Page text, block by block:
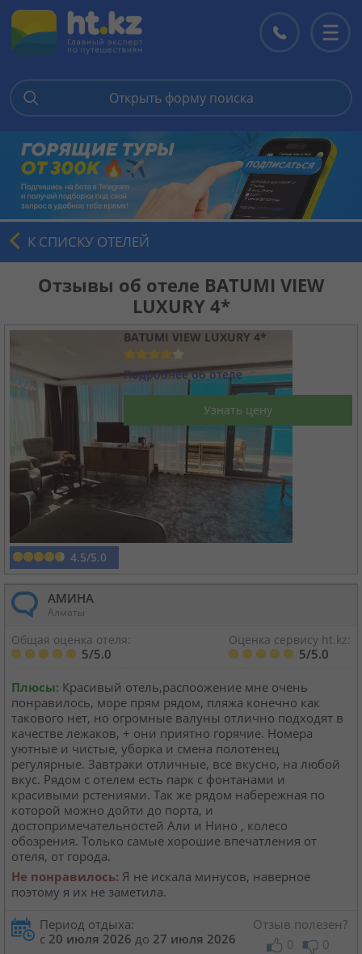
Горящие туры
Цены на туры
Страны
Круизы
Статьи
70070 отзывов наших туристов
Сертификаты
О нас
Для бизнеса
Контакты
Кабинет туриста
Валюта: KZT USD EUR
Язык: Русский Қазақша
Установи наше мобильное приложение
Загрузить приложение из App Store
Открыть форму поиска
К СПИСКУ ОТЕЛЕЙ
Отзывы об отеле BATUMI VIEW
LUXURY 4*
4.5/5.0
BATUMI VIEW LUXURY 4*
Подробнее об отеле
Узнать цену
АМИНА
Алматы
Общая оценка отеля:
5/5.0
Оценка сервису ht.kz:
5/5.0
Плюсы: Красивый отель,распоожение мне очень
понравилось, море прям рядом, пляжа конечно как
такового нет, но огромные валуны отлично подходят в
качестве лежаков, + они приятно горячие. Номера
уютные и чистые, уборка и смена полотенец
регулярные. Завтраки отличные, все вкусно, на любой
вкус. Рядом с отелем есть парк с фонтанами и
красивыми рстениями. Так же рядом набережная по
которой можно дойти до порта, и
достопримечательностей Али и Нино , колесо
обозрения. Только самые хорошие впечатления от
отеля, от города.
Не понравилось: Я не искала минусов, наверное
поэтому я их не заметила.
Период отдыха:
с 20 июля 2026 до 27 июля 2026
Отзыв полезен?
0
0